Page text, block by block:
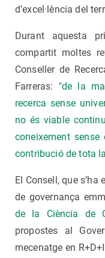
d’excel·lència del
Durant aquesta
compartit moltes
Conseller de
Farreras: "de la
recerca sense
no és viable
coneixement
contribució de tota
El Consell, que
de governança
de la Ciència de
propostes al
mecenatge en